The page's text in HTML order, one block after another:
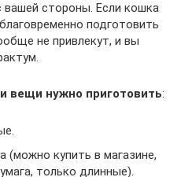
стороны. Если кошка
подготовить
не привлекут, и вы
вещи нужно приготовить:
(можно купить в магазине,
только длинные).